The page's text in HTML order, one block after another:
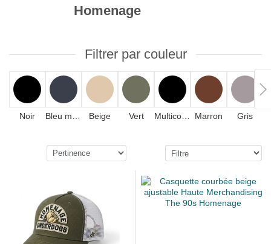
Homenage
Filtrer par couleur
Noir Beige Vert Marron Gris